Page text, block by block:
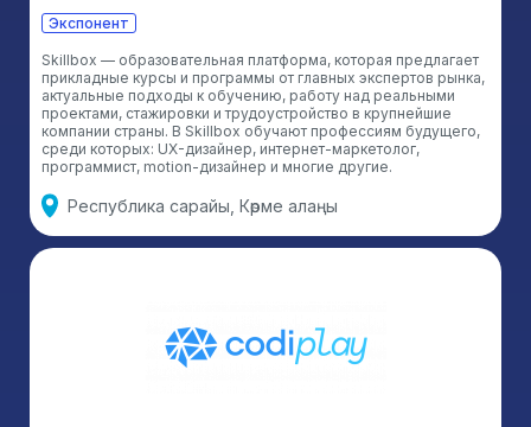
Экспонент
Skillbox — образовательная платформа, которая предлагает
прикладные курсы и программы от главных экспертов рынка,
актуальные подходы к обучению, работу над реальными
проектами, стажировки и трудоустройство в крупнейшие
компании страны. В Skillbox обучают профессиям будущего,
среди которых: UX-дизайнер, интернет-маркетолог,
программист, motion-дизайнер и многие другие.
Республика сарайы, Көрме алаңы